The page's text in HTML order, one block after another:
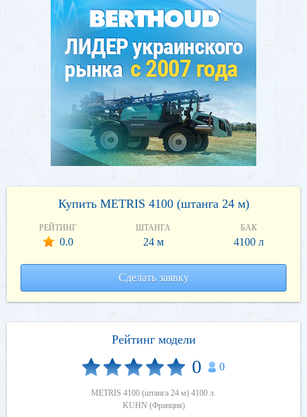
Купить METRIS 4100 (штанга 24 м)
РЕЙТИНГ
0.0
ШТАНГА
24 м
БАК
4100 л
Сделать заявку
Рейтинг модели
0 0
METRIS 4100 (штанга 24 м) 4100 л.
KUHN (Франция)